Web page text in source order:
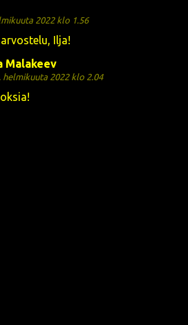
2022 klo 1.56
Ilja!
Malakeev
helmikuuta 2022 klo 2.04